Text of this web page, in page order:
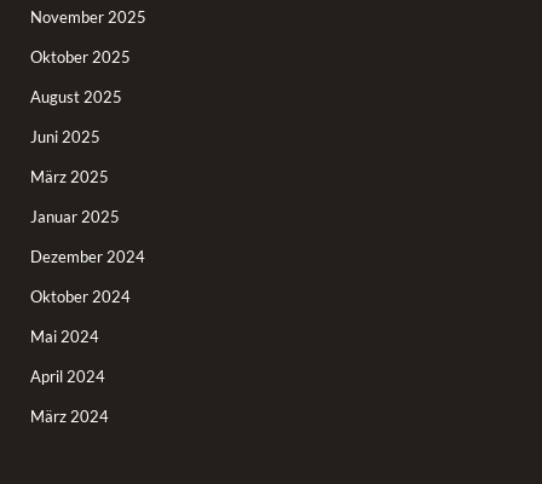
November 2025
Oktober 2025
August 2025
Juni 2025
März 2025
Januar 2025
Dezember 2024
Oktober 2024
Mai 2024
April 2024
März 2024